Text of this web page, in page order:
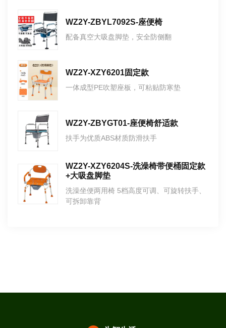
WZ2Y-ZBYL7092S-座便椅
配备真空大吸盘脚垫，安全防侧翻
WZ2Y-XZY6201固定款
一体成型PE吹塑座板，可粘贴防寒垫
WZ2Y-ZBYGT01-座便椅舒适款
扶手为优质ABS材质防滑扶手
WZ2Y-XZY6204S-洗澡椅带便桶固定款
+大吸盘脚垫
洗澡坐便两用椅 5档高度可调、可旋转扶手、
可拆卸靠背